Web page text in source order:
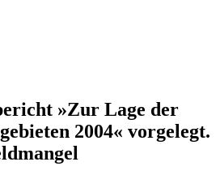
»Zur Lage der
2004« vorgelegt.